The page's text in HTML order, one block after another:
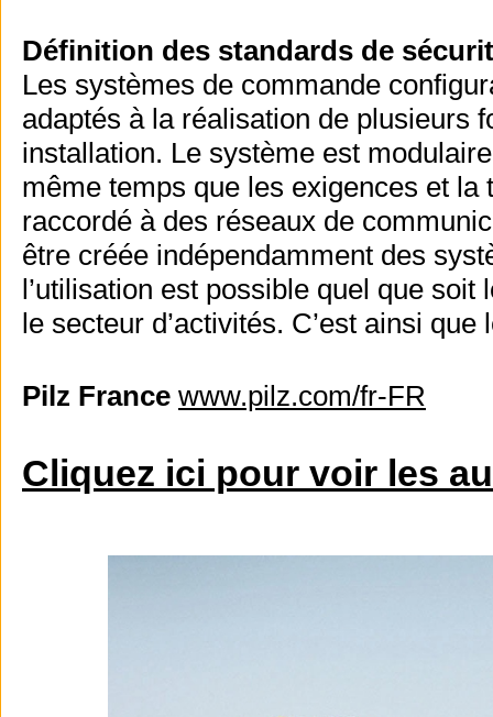
Définition des standards de
Les systèmes de commande
adaptés à la réalisation de plusieurs
installation. Le système est
même temps que les exigences et
raccordé à des réseaux de
être créée indépendamment des
l’utilisation est possible quel que
le secteur d’activités. C’est ainsi
Pilz France www.pilz.com/fr-FR
Cliquez ici pour voir les